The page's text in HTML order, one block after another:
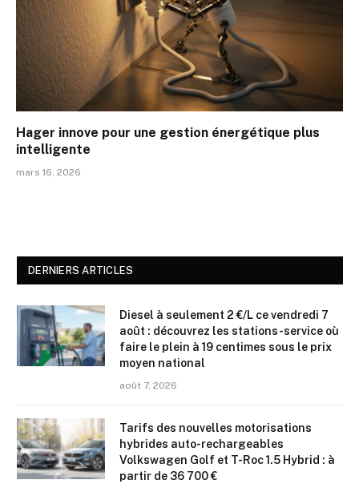
Hager innove pour une gestion énergétique plus
intelligente
mars 16, 2026
DERNIERS ARTICLES
Diesel à seulement 2 €/L ce vendredi 7
août : découvrez les stations-service où
faire le plein à 19 centimes sous le prix
moyen national
août 7, 2026
Tarifs des nouvelles motorisations
hybrides auto-rechargeables
Volkswagen Golf et T-Roc 1.5 Hybrid : à
partir de 36 700 €